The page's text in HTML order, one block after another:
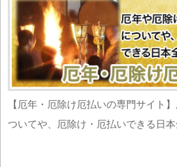
【厄年・厄除け厄払いの専門サイト
ついてや、厄除け・厄払いできる日